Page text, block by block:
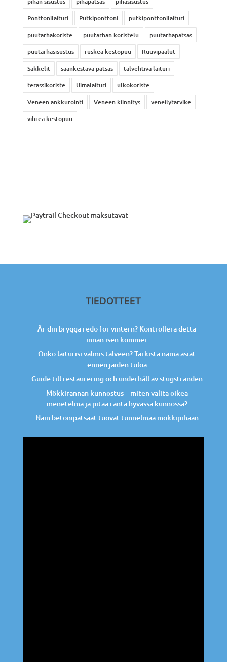
Ponttonilaituri
Putkiponttoni
putkiponttonilaituri
puutarhakoriste
puutarhan koristelu
puutarhapatsas
puutarhasisustus
ruskea kestopuu
Ruuvipaalut
Sakkelit
säänkestävä patsas
talvehtiva laituri
terassikoriste
Uimalaituri
ulkokoriste
Veneen ankkurointi
Veneen kiinnitys
veneilytarvike
vihreä kestopuu
TIEDOTTEET
Är din brygga redo för vintern? Kontrollera detta
innan isen kommer
Onko laiturisi valmis talveen? Tarkista nämä asiat
ennen jäiden tuloa
Guide till restaurering och underhåll av stugstranden
Mökkirannan kunnostus – miten valita oikea
menetelmä ja pitää ranta hyvässä kunnossa?
Näin betonipatsaat tuovat tunnelmaa mökkipihaan